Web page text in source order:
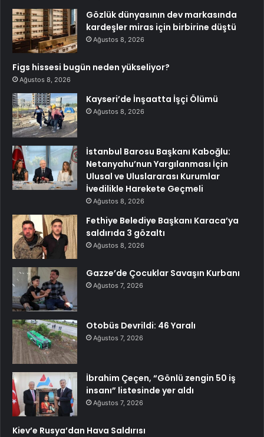
Gözlük dünyasının dev markasında
kardeşler miras için birbirine düştü
Ağustos 8, 2026
Figs hissesi bugün neden yükseliyor?
Ağustos 8, 2026
Kayseri’de İnşaatta İşçi Ölümü
Ağustos 8, 2026
İstanbul Barosu Başkanı Kaboğlu:
Netanyahu’nun Yargılanması İçin
Ulusal ve Uluslararası Kurumlar
İvedilikle Harekete Geçmeli
Ağustos 8, 2026
Fethiye Belediye Başkanı Karaca’ya
saldırıda 3 gözaltı
Ağustos 8, 2026
Gazze’de Çocuklar Savaşın Kurbanı
Ağustos 7, 2026
Otobüs Devrildi: 46 Yaralı
Ağustos 7, 2026
İbrahim Çeçen, “Gönlü zengin 50 iş
insanı” listesinde yer aldı
Ağustos 7, 2026
Kiev’e Rusya’dan Hava Saldırısı